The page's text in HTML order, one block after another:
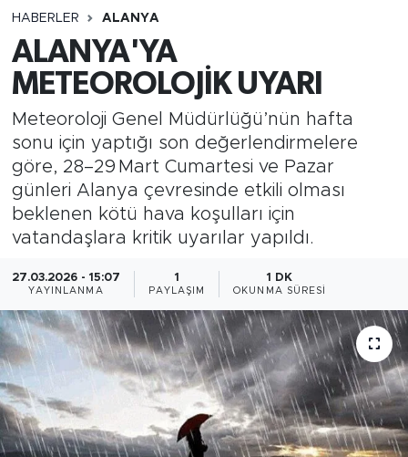
HABERLER ALANYA
ALANYA'YA
METEOROLOJİK UYARI
Meteoroloji Genel Müdürlüğü’nün hafta
sonu için yaptığı son değerlendirmelere
göre, 28–29 Mart Cumartesi ve Pazar
günleri Alanya çevresinde etkili olması
beklenen kötü hava koşulları için
vatandaşlara kritik uyarılar yapıldı.
27.03.2026 - 15:07
YAYINLANMA
1
PAYLAŞIM
1 DK
OKUNMA SÜRESI
Bölgesel
Dünya
Eğitim
Ekonomi
Gazipaşa
Güncel
Gündem
İnşaat-Emlak
Kültür-Sanat
Tüm Manşetler
Son Dakika Haberleri
Haber Arşivi